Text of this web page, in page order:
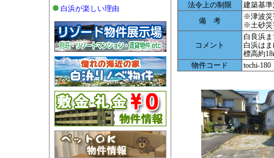
法令上の制限
建築基
備 考
※津波災
※土砂災
コメント
白良浜ま
白浜は
標高約
物件コード
tochi-180
白浜が楽しい理由